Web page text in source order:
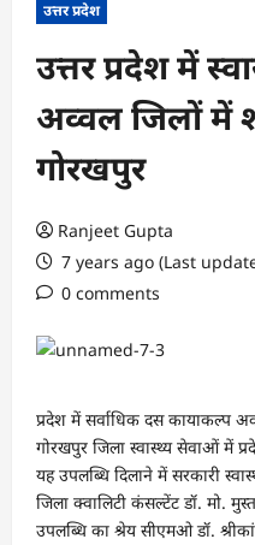
उत्तर प्रदेश
उत्तर प्रदेश में
अव्वल जिलों में
गोरखपुर
Ranjeet Gupta
7 years ago (Last
0 comments
प्रदेश में सर्वाधिक दस कायाकल्प
गोरखपुर जिला स्वास्थ्य सेवाओं में
यह उपलब्धि दिलाने में सरकारी
जिला क्वालिटी कंसल्टेंट डॉ. मो.
उपलब्धि का श्रेय सीएमओ डॉ.